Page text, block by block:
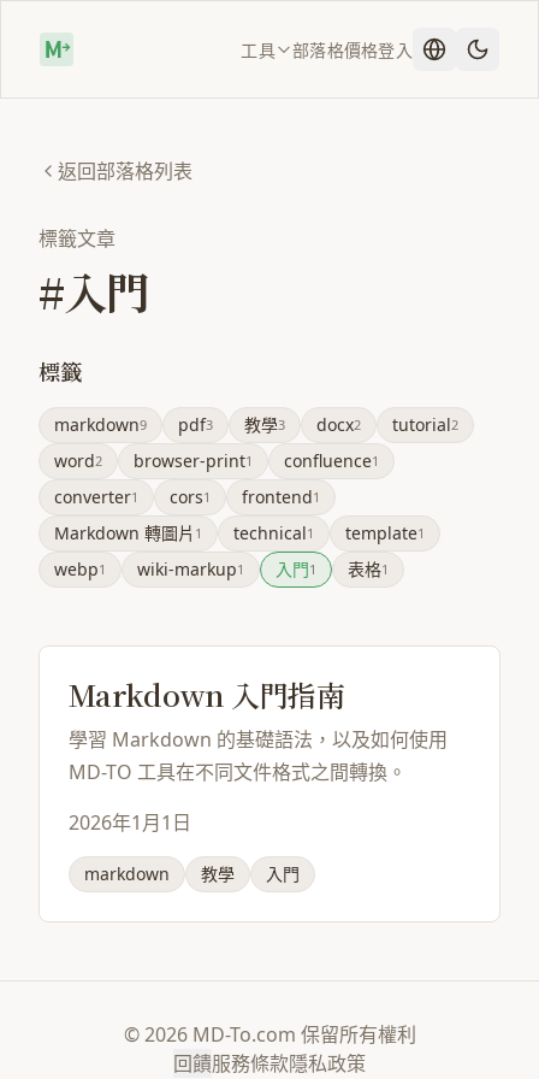
工具 部落格價格登入
返回部落格列表
標籤文章
#入門
標籤
markdown9 pdf3 教學3 docx2 tutorial2
word2 browser-print1 confluence1
converter1 cors1 frontend1
Markdown 轉圖片 1 technical1 template1
webp1 wiki-markup1 入門1 表格1
Markdown 入門指南
學習 Markdown 的基礎語法，以及如何使用
MD-TO 工具在不同文件格式之間轉換。
2026年1月1日
markdown 教學 入門
© 2026 MD-To.com 保留所有權利
回饋服務條款隱私政策